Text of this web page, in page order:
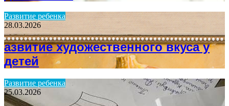
Развитие ребенка
28.03.2026
азвитие художественного вкуса у
детей
Развитие ребенка
25.03.2026